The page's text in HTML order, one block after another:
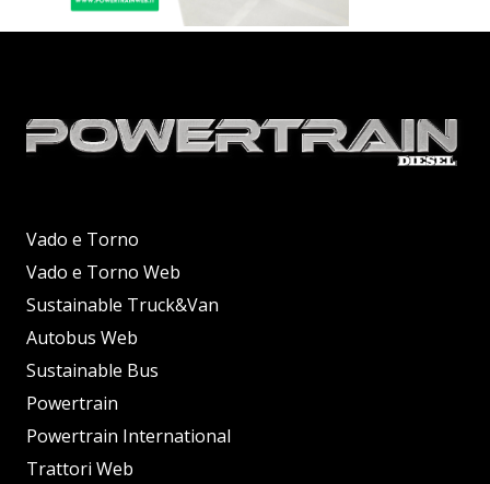
Vado e Torno
Vado e Torno Web
Sustainable Truck&Van
Autobus Web
Sustainable Bus
Powertrain
Powertrain International
Trattori Web